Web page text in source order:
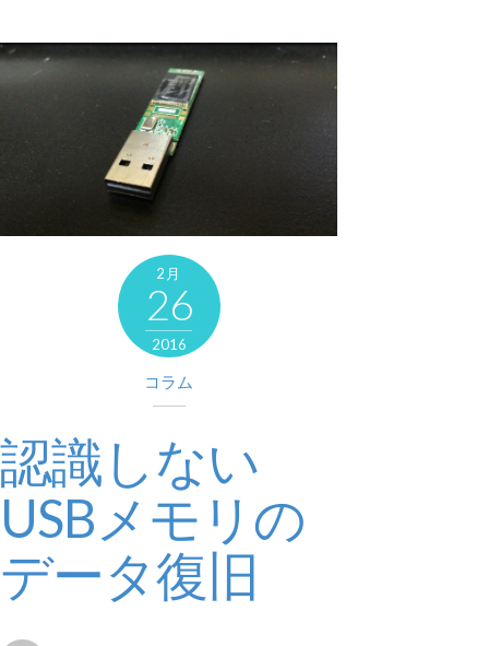
2月
26
2016
コラム
認識しない
USBメモリの
データ復旧